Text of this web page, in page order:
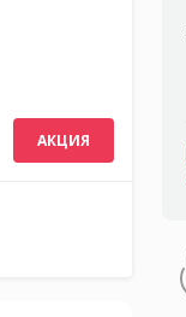
АКЦИЯ